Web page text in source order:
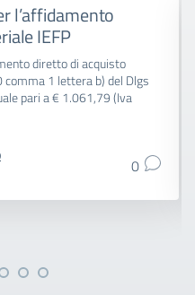
l’affidamento
IEFP
diretto di acquisto
comma 1 lettera b) del Dlgs
pari a € 1.061,79 (Iva
0